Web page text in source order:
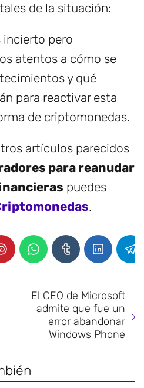
de la situación:
incierto pero
atentos a cómo se
y qué
para reactivar esta
de criptomonedas.
artículos parecidos
para reanudar
puedes
.
El CEO de Microsoft
admite que fue un
error abandonar
Windows Phone